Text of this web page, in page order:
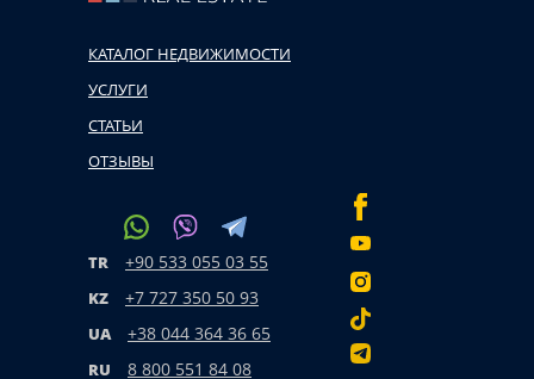
КАТАЛОГ НЕДВИЖИМОСТИ
УСЛУГИ
СТАТЬИ
ОТЗЫВЫ
TR +90 533 055 03 55
KZ +7 727 350 50 93
UA +38 044 364 36 65
RU 8 800 551 84 08